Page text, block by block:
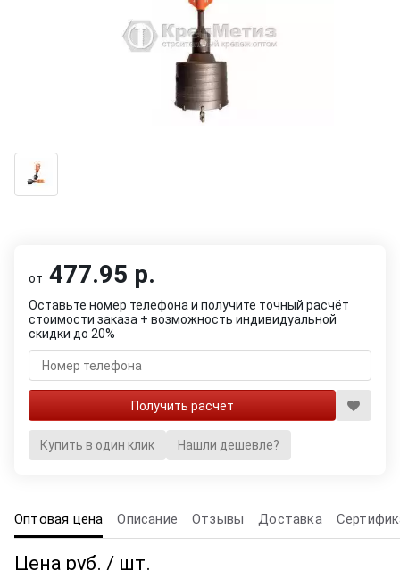
от 477.95 р.
Оставьте номер телефона и получите точный расчёт
стоимости заказа + возможность индивидуальной
скидки до 20%
Купить в один клик Нашли дешевле?
Оптовая цена Описание Отзывы Доставка
Цена руб. / шт.